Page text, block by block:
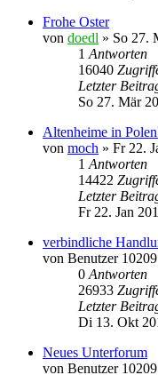
Frohe Oster
von doedl » So 27.
1 Antworten
16040
Letzter
So 27. Mär
Altenheime in
von moch » Fr 22.
1 Antworten
14422
Letzter
Fr 22. Jan
verbindliche
von Benutzer
0 Antworten
26933
Letzter
Di 13. Okt
Neues Unterforum
von Benutzer